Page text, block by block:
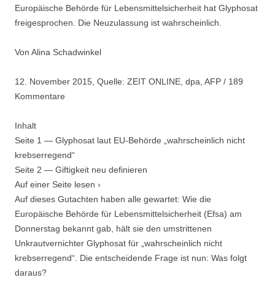
t
i
Europäische Behörde für Lebensmittelsicherheit hat Glyphosat
freigesprochen. Die Neuzulassung ist wahrscheinlich.
Von Alina Schadwinkel
12. November 2015, Quelle: ZEIT ONLINE, dpa, AFP / 189
Kommentare
Inhalt
Seite 1 — Glyphosat laut EU-Behörde „wahrscheinlich nicht
krebserregend“
Seite 2 — Giftigkeit neu definieren
Auf einer Seite lesen ›
Auf dieses Gutachten haben alle gewartet: Wie die
Europäische Behörde für Lebensmittelsicherheit (Efsa) am
Donnerstag bekannt gab, hält sie den umstrittenen
Unkrautvernichter Glyphosat für „wahrscheinlich nicht
krebserregend“. Die entscheidende Frage ist nun: Was folgt
daraus?